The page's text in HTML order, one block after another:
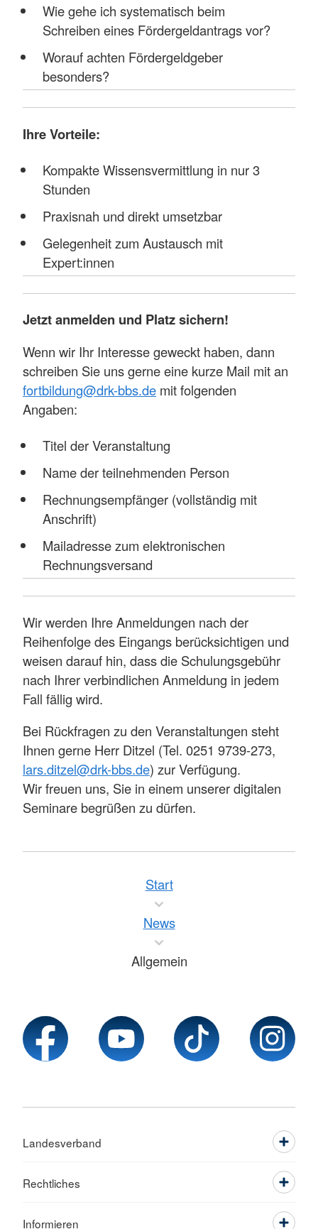
Wie gehe ich systematisch beim
Schreiben eines Fördergeldantrags vor?
Worauf achten Fördergeldgeber
besonders?
Ihre Vorteile:
Kompakte Wissensvermittlung in nur 3
Stunden
Praxisnah und direkt umsetzbar
Gelegenheit zum Austausch mit
Expert:innen
Jetzt anmelden und Platz sichern!
Wenn wir Ihr Interesse geweckt haben, dann
schreiben Sie uns gerne eine kurze Mail mit an
fortbildung@drk-bbs.de mit folgenden
Angaben:
Titel der Veranstaltung
Name der teilnehmenden Person
Rechnungsempfänger (vollständig mit
Anschrift)
Mailadresse zum elektronischen
Rechnungsversand
Wir werden Ihre Anmeldungen nach der
Reihenfolge des Eingangs berücksichtigen und
weisen darauf hin, dass die Schulungsgebühr
nach Ihrer verbindlichen Anmeldung in jedem
Fall fällig wird.
Bei Rückfragen zu den Veranstaltungen steht
Ihnen gerne Herr Ditzel (Tel. 0251 9739-273,
lars.ditzel@drk-bbs.de) zur Verfügung.
Wir freuen uns, Sie in einem unserer digitalen
Seminare begrüßen zu dürfen.
Start
News
Allgemein
Landesverband
Rechtliches
Informieren